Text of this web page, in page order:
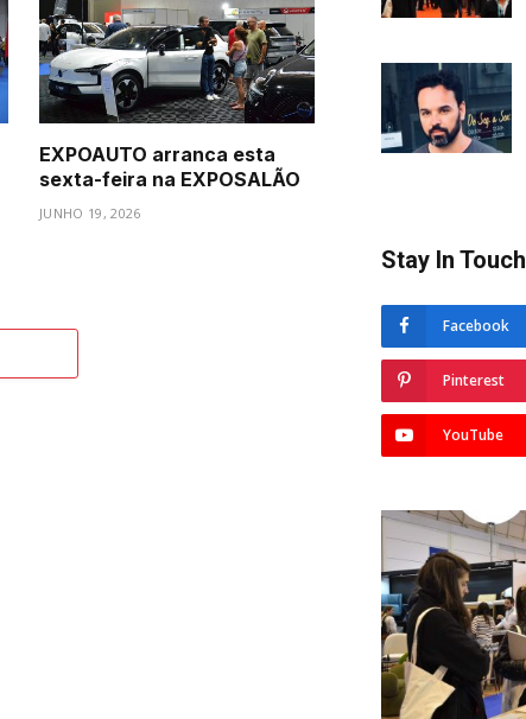
EXPOAUTO arranca esta
sexta-feira na EXPOSALÃO
JUNHO 19, 2026
Stay In Touch
Facebook
Pinterest
YouTube